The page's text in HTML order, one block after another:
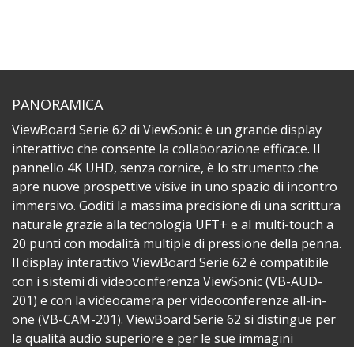
PANORAMICA
ViewBoard Serie 62 di ViewSonic è un grande display
interattivo che consente la collaborazione efficace. Il
pannello 4K UHD, senza cornice, è lo strumento che
apre nuove prospettive visive in uno spazio di incontro
immersivo. Goditi la massima precisione di una scrittura
naturale grazie alla tecnologia UFT+ e al multi-touch a
20 punti con modalità multiple di pressione della penna.
Il display interattivo ViewBoard Serie 62 è compatibile
con i sistemi di videoconferenza ViewSonic (VB-AUD-
201) e con la videocamera per videoconferenze all-in-
one (VB-CAM-201). ViewBoard Serie 62 si distingue per
la qualità audio superiore e per le sue immagini